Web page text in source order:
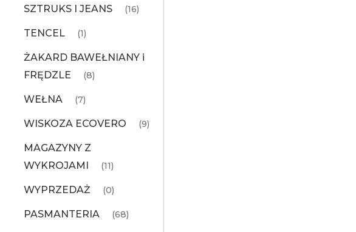
SZTRUKS I JEANS (16)
TENCEL (1)
ŻAKARD BAWEŁNIANY i
FRĘDZLE
(8)
WEŁNA (7)
WISKOZA ECOVERO (9)
MAGAZYNY Z
WYKROJAMI
(11)
WYPRZEDAŻ (0)
PASMANTERIA (68)